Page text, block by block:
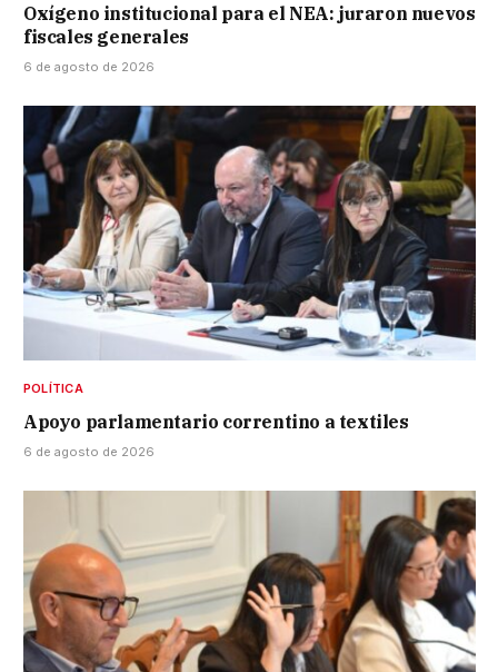
Oxígeno institucional para el NEA: juraron nuevos
fiscales generales
6 de agosto de 2026
POLÍTICA
Apoyo parlamentario correntino a textiles
6 de agosto de 2026